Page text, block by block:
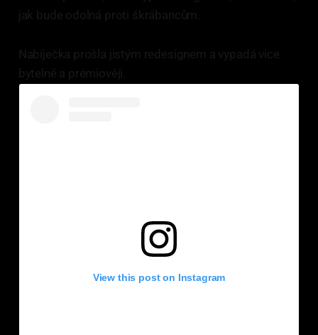
jak bude odolná proti škrábancům.
Nabíječka prošla jistým redesignem a vypadá více
bytelně a prémiověji.
View this post on Instagram